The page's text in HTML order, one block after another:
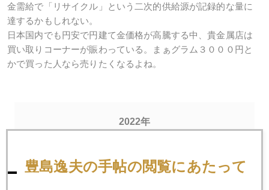
金需給で「リサイクル」という二次的供給源が記録的な量に
達するかもしれない。
日本国内でも円安で円建て金価格が高騰する中、貴金属店は
買い取りコーナーが賑わっている。まぁグラム３０００円と
かで買った人なら売りたくなるよね。
2022年
7月 8月 9月 10月 11月 12月
豊島逸夫の手帖の閲覧にあたって